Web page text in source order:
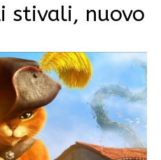
stivali, nuovo